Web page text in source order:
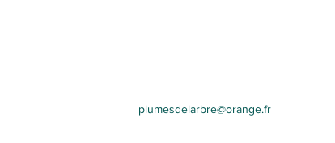
plumesdelarbre@orange.fr